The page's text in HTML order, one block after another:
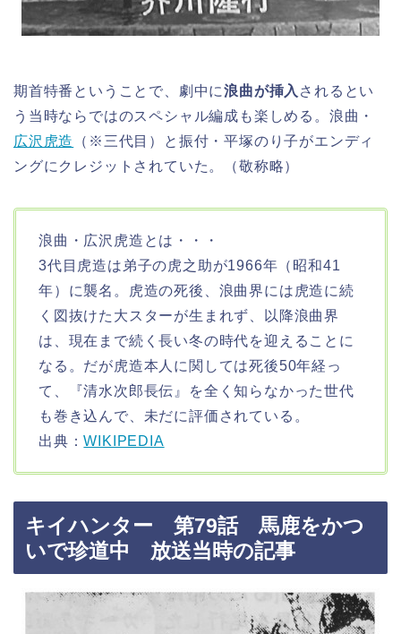
期首特番ということで、劇中に浪曲が挿入 されるとい
う当時ならではのスペシャル編成も楽しめる。浪曲・
広沢虎造
（※三代目）と振付・平塚のり子がエンディ
ングにクレジットされていた。（敬称略）
浪曲・広沢虎造とは・・・
3代目虎造は弟子の虎之助が1966年（昭和41
年）に襲名。虎造の死後、浪曲界には虎造に続
く図抜けた大スターが生まれず、以降浪曲界
は、現在まで続く長い冬の時代を迎えることに
なる。だが虎造本人に関しては死後50年経っ
て、『清水次郎長伝』を全く知らなかった世代
も巻き込んで、未だに評価されている。
出典：WIKIPEDIA
キイハンター 第79話 馬鹿をかつ
いで珍道中 放送当時の記事